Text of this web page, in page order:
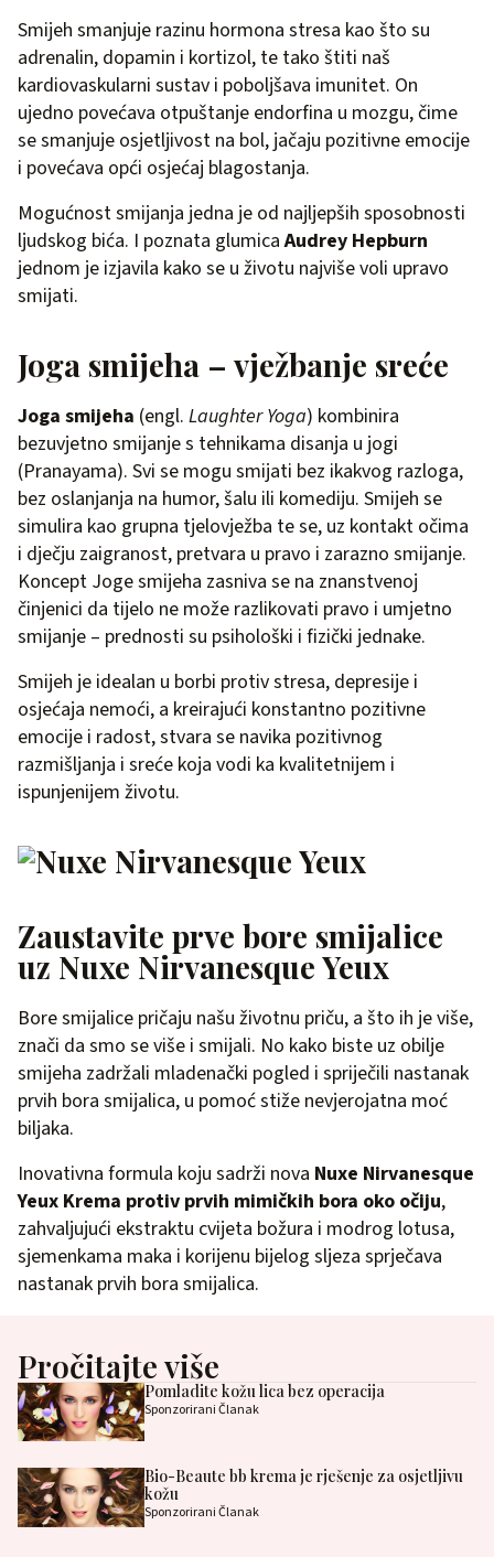
Smijeh smanjuje razinu hormona stresa kao što su
adrenalin, dopamin i kortizol, te tako štiti naš
kardiovaskularni sustav i poboljšava imunitet. On
ujedno povećava otpuštanje endorfina u mozgu, čime
se smanjuje osjetljivost na bol, jačaju pozitivne emocije
i povećava opći osjećaj blagostanja.
Mogućnost smijanja jedna je od najljepših sposobnosti
ljudskog bića. I poznata glumicaAudrey Hepburn
jednom je izjavila kako se u životu najviše voli upravo
smijati.
Joga smijeha – vježbanje sreće
Joga smijeha (engl. Laughter Yoga) kombinira
bezuvjetno smijanje s tehnikama disanja u jogi
(Pranayama). Svi se mogu smijati bez ikakvog razloga,
bez oslanjanja na humor, šalu ili komediju. Smijeh se
simulira kao grupna tjelovježba te se, uz kontakt očima
i dječju zaigranost, pretvara u pravo i zarazno smijanje.
Koncept Joge smijeha zasniva se na znanstvenoj
činjenici da tijelo ne može razlikovati pravo i umjetno
smijanje – prednosti su psihološki i fizički jednake.
Smijeh je idealan u borbi protiv stresa, depresije i
osjećaja nemoći, a kreirajući konstantno pozitivne
emocije i radost, stvara se navika pozitivnog
razmišljanja i sreće koja vodi ka kvalitetnijem i
ispunjenijem životu.
Zaustavite prve bore smijalice
uz Nuxe Nirvanesque Yeux
Bore smijalice pričaju našu životnu priču, a što ih je više,
znači da smo se više i smijali. No kako biste uz obilje
smijeha zadržali mladenački pogled i spriječili nastanak
prvih bora smijalica, u pomoć stiže nevjerojatna moć
biljaka.
Inovativna formula koju sadrži nova Nuxe Nirvanesque
Yeux Krema protiv prvih mimičkih bora oko očiju,
zahvaljujući ekstraktu cvijeta božura i modrog lotusa,
sjemenkama maka i korijenu bijelog sljeza sprječava
nastanak prvih bora smijalica.
Pročitajte više
Pomladite kožu lica bez operacija
Sponzorirani Članak
Bio-Beaute bb krema je rješenje za osjetljivu
kožu
Sponzorirani Članak